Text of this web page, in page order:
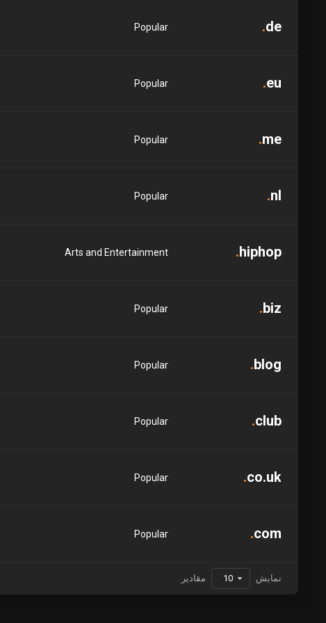
.de
Popular
.eu
Popular
.me
Popular
.nl
Popular
.hiphop
Arts and Entertainment
.biz
Popular
.blog
Popular
.club
Popular
.co.uk
Popular
.com
Popular
نمایش مقادیر